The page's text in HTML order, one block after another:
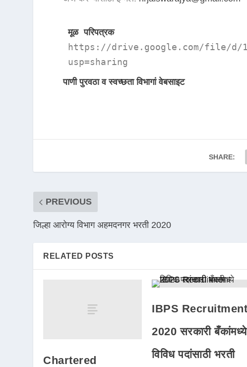
मूळ परिपत्रक
https://drive.google.com/file/d/
usp=sharing
पाणी पुरवठा व स्वच्छता विभागां वेबसाइट
SHARE:
PREVIOUS
जिल्हा आरोग्य विभाग अहमदनगर भरती 2020
RELATED POSTS
Chartered
IBPS Recruitment
2020 सरकारी बँकांमध्ये
विविध पदांसाठी भरती